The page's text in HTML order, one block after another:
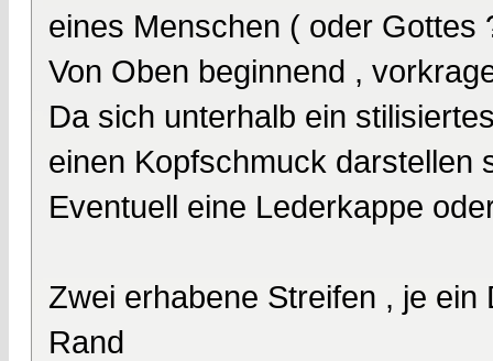
eines Menschen ( oder Gottes
Von Oben beginnend ,
Da sich unterhalb ein
einen Kopfschmuck darstellen
Eventuell eine Lederkappe
Zwei erhabene Streifen , je
Rand